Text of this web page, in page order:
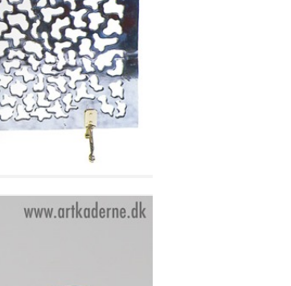
I ALUMINIUM
detajler